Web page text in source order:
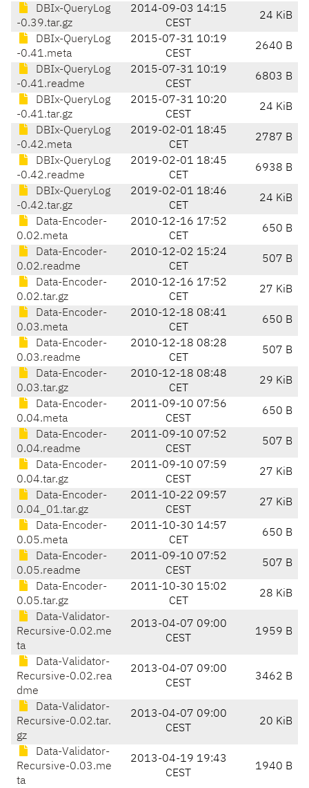
DBIx-QueryLog
-0.39.tar.gz
2014-09-03 14:15
CEST
24 KiB
DBIx-QueryLog
-0.41.meta
2015-07-31 10:19
CEST
2640 B
DBIx-QueryLog
-0.41.readme
2015-07-31 10:19
CEST
6803 B
DBIx-QueryLog
-0.41.tar.gz
2015-07-31 10:20
CEST
24 KiB
DBIx-QueryLog
-0.42.meta
2019-02-01 18:45
CET
2787 B
DBIx-QueryLog
-0.42.readme
2019-02-01 18:45
CET
6938 B
DBIx-QueryLog
-0.42.tar.gz
2019-02-01 18:46
CET
24 KiB
Data-Encoder-
0.02.meta
2010-12-16 17:52
CET
650 B
Data-Encoder-
0.02.readme
2010-12-02 15:24
CET
507 B
Data-Encoder-
0.02.tar.gz
2010-12-16 17:52
CET
27 KiB
Data-Encoder-
0.03.meta
2010-12-18 08:41
CET
650 B
Data-Encoder-
0.03.readme
2010-12-18 08:28
CET
507 B
Data-Encoder-
0.03.tar.gz
2010-12-18 08:48
CET
29 KiB
Data-Encoder-
0.04.meta
2011-09-10 07:56
CEST
650 B
Data-Encoder-
0.04.readme
2011-09-10 07:52
CEST
507 B
Data-Encoder-
0.04.tar.gz
2011-09-10 07:59
CEST
27 KiB
Data-Encoder-
0.04_01.tar.gz
2011-10-22 09:57
CEST
27 KiB
Data-Encoder-
0.05.meta
2011-10-30 14:57
CET
650 B
Data-Encoder-
0.05.readme
2011-09-10 07:52
CEST
507 B
Data-Encoder-
0.05.tar.gz
2011-10-30 15:02
CET
28 KiB
Data-Validator-
Recursive-0.02.me
ta
2013-04-07 09:00
CEST
1959 B
Data-Validator-
Recursive-0.02.rea
dme
2013-04-07 09:00
CEST
3462 B
Data-Validator-
Recursive-0.02.tar.
gz
2013-04-07 09:00
CEST
20 KiB
Data-Validator-
Recursive-0.03.me
ta
2013-04-19 19:43
CEST
1940 B